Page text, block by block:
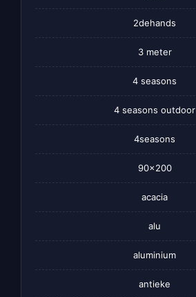
2dehands
3 meter
4 seasons
4 seasons outdoor
4seasons
90×200
acacia
alu
aluminium
antieke